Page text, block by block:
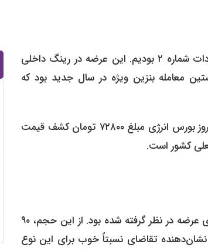
امروز در معاملات بورس انرژی، شاهد عرضه بنزین ویژه (سوپر) توسط دارنده مجوز واردات شماره ۲ بودیم. این عرضه در رینگ داخلی
معامله بنزین ویژه در سال جدید بود که
در نهایت، پس از برگزاری رقابت میان خریداران، نرخ هر لیتر بنزین سوپر در معاملات امروز بورس انرژی مبلغ ۷۲۸۰۰ تومان کشف قیمت
کشور است.
طبق اطلاعات منتشر شده، در این جلسه معاملاتی مجموعاً ۱۲۰ هزار لیتر بنزین ویژه برای عرضه در نظر گرفته شده بود. از این حجم، ۹۰
قرار گرفت. فروش ۷۵ درصد از کل عرضه نشان‌دهنده تقاضای نسبتاً خوب برای این نوع